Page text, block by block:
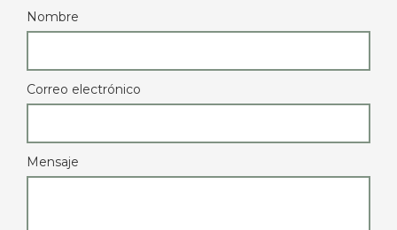
Nombre
Correo electrónico
Mensaje